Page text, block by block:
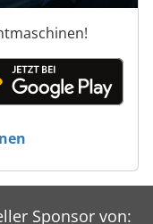
Sponsor von: